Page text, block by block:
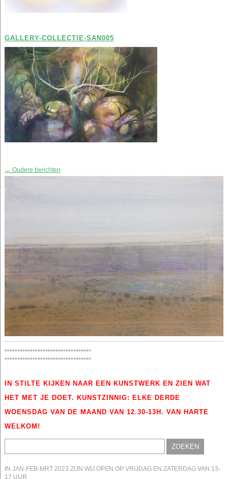
GALLERY-COLLECTIE-SAN005
Berichtnavigatie
← Oudere berichten
**********************************
**********************************
IN STILTE KIJKEN NAAR EEN KUNSTWERK EN ZIEN WAT
HET MET JE DOET. KUNSTZINNIG: ELKE DERDE
WOENSDAG VAN DE MAAND VAN 12.30-13H. VAN HARTE
WELKOM!
naar:
IN JAN-FEB-MRT 2023 ZIJN WIJ OPEN OP VRIJDAG EN ZATERDAG VAN 13-
17 UUR